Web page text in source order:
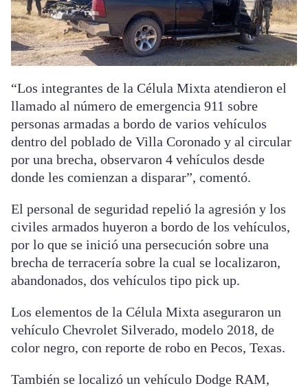
“Los integrantes de la Célula Mixta atendieron el
llamado al número de emergencia 911 sobre
personas armadas a bordo de varios vehículos
dentro del poblado de Villa Coronado y al circular
por una brecha, observaron 4 vehículos desde
donde les comienzan a disparar”, comentó.
El personal de seguridad repelió la agresión y los
civiles armados huyeron a bordo de los vehículos,
por lo que se inició una persecución sobre una
brecha de terracería sobre la cual se localizaron,
abandonados, dos vehículos tipo pick up.
Los elementos de la Célula Mixta aseguraron un
vehículo Chevrolet Silverado, modelo 2018, de
color negro, con reporte de robo en Pecos, Texas.
También se localizó un vehículo Dodge RAM,